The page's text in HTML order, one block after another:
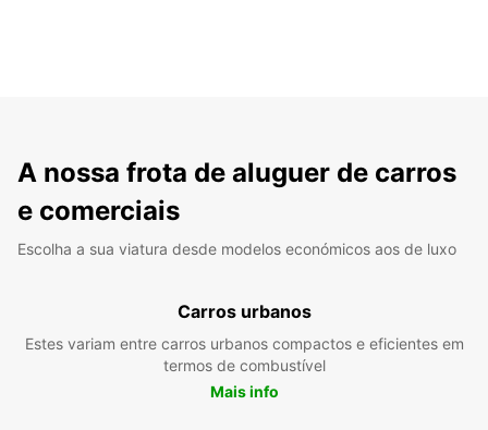
A nossa frota de aluguer de carros
e comerciais
Escolha a sua viatura desde modelos económicos aos de luxo
Carros urbanos
Estes variam entre carros urbanos compactos e eficientes em
termos de combustível
Mais info